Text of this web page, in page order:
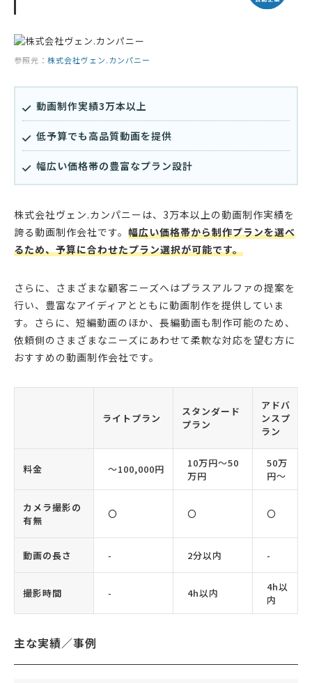
参照元： 株式会社ヴェン.カンパニー
動画制作実績3万本以上
低予算でも高品質動画を提供
幅広い価格帯の豊富なプラン設計
株式会社ヴェン.カンパニーは、3万本以上の動画制作実績を
誇る動画制作会社です。 幅広い価格帯から制作プランを選べ
るため、予算に合わせたプラン選択が可能です。
さらに、さまざまな顧客ニーズへはプラスアルファの提案を
行い、豊富なアイディアとともに動画制作を提供していま
す。さらに、短編動画のほか、長編動画も制作可能のため、
依頼側のさまざまなニーズにあわせて柔軟な対応を望む方に
おすすめの動画制作会社です。
ライトプラン
スタンダード
プラン
アドバ
ンスプ
ラン
料金 〜100,000円
10万円〜50
万円
50万
円〜
カメラ撮影の
有無
〇 〇 〇
動画の長さ - 2分以内 -
撮影時間 - 4h以内
4h以
内
主な実績／事例